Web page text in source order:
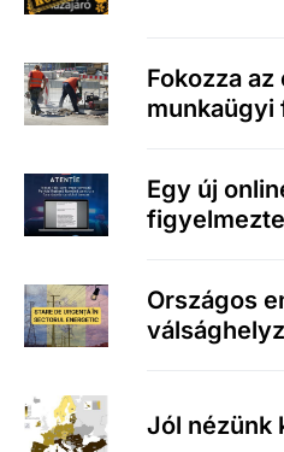
Fokozza
Egy új
Országos
Jól nézünk